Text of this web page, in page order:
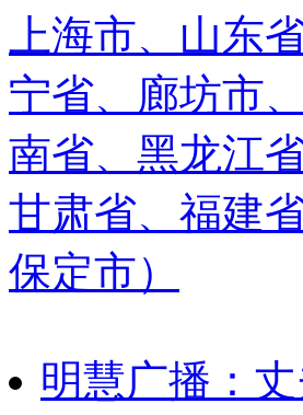
上海市、山东
宁省、廊坊市
南省、黑龙江
甘肃省、福建
保定市）
明慧广播：